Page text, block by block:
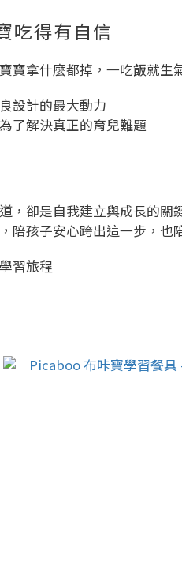
吃得有自信
寶拿什麼都掉，一吃飯就生
設計的最大動力
了解決真正的育兒難題
，卻是自我建立與成長的關
陪孩子安心跨出這一步，也
習旅程